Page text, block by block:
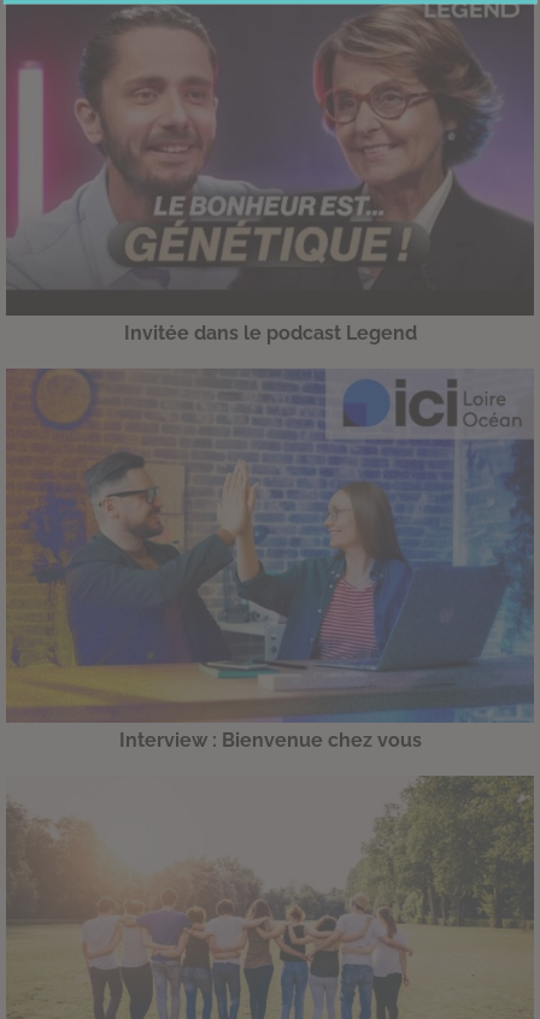
Invitée dans le podcast Legend
Interview : Bienvenue chez vous